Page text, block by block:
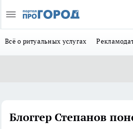
Всё о ритуальных услугах
Блоггер Степанов